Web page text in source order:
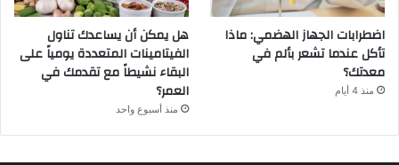
اضطرابات الجهاز الهضمي: ماذا
تأكل عندما تشعر بألم في
معدتك؟
منذ 4 أيام
هل يمكن أن يساعدك تناول
الفيتامينات المتعددة يومياً على
البقاء نشيطاً مع تقدمك في
العمر؟
منذ أسبوع واحد